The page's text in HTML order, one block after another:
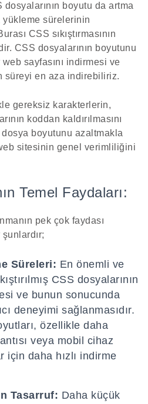
boyutu da artma
sürelerinin
CSS sıkıştırmasının
CSS dosyalarının boyutunu
web sayfasını indirmesi ve
süreyi en aza indirebiliriz.
gereksiz karakterlerin,
koddan kaldırılmasını
boyutunu azaltmakla
sitesinin genel verimliliğini
Temel Faydaları:
pek çok faydası
Süreleri: En önemli ve
CSS dosyalarının
ve bunun sonucunda
deneyimi sağlanmasıdır.
özellikle daha
veya mobil cihaz
için daha hızlı indirme
Tasarruf: Daha küçük